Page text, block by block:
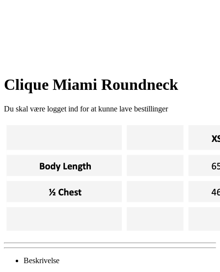
Clique Miami Roundneck
Du skal være logget ind for at kunne lave bestillinger
Beskrivelse